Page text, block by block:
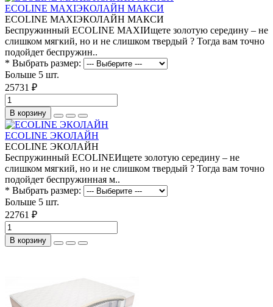
ECOLINE MAXIЭКОЛАЙН МАКСИ
ECOLINE MAXIЭКОЛАЙН МАКСИ
Беспружинный ECOLINE MAXIИщете золотую середину – не
слишком мягкий, но и не слишком твердый ? Тогда вам точно
подойдет беспружин..
* Выбрать размер:
Больше 5 шт.
25731 ₽
В корзину
ECOLINE ЭКОЛАЙН
ECOLINE ЭКОЛАЙН
Беспружинный ECOLINEИщете золотую середину – не
слишком мягкий, но и не слишком твердый ? Тогда вам точно
подойдет беспружинная м..
* Выбрать размер:
Больше 5 шт.
22761 ₽
В корзину